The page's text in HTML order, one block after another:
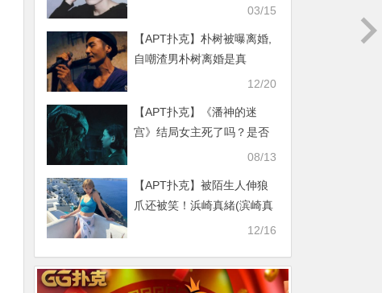
03/15
【APT扑克】朴树被曝离婚,
自嘲渣男朴树离婚是真
12/20
【APT扑克】《潘神的迷
宫》结局女主死了吗？是否
08/13
【APT扑克】被陌生人伸狼
爪还被笑！浜崎真緒(滨崎真
12/16